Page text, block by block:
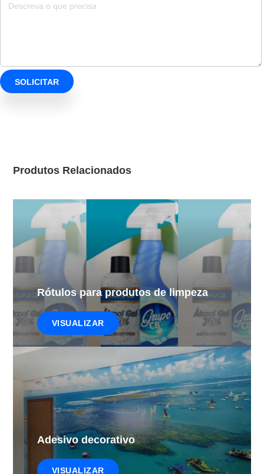
Produtos Relacionados
Rótulos para produtos de limpeza
VISUALIZAR
Adesivo decorativo
VISUALIZAR